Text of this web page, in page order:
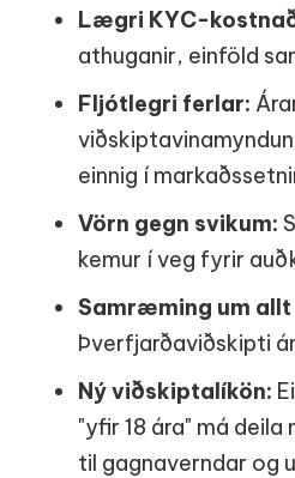
Lægri KYC-
athuganir, einföld
Fljótlegri ferlar:
einnig í
Vörn gegn svikum:
kemur í veg fyrir
Samræming um allt
Þverfjarðaviðskipti
Ný viðskiptalíkön:
"yfir 18 ára" má
til gagnaverndar og